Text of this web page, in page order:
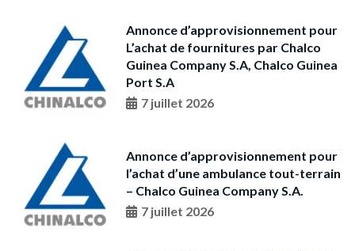
Annonce d’approvisionnement pour
L’achat de fournitures par Chalco
Guinea Company S.A, Chalco Guinea
Port S.A
7 juillet 2026
Annonce d’approvisionnement pour
l’achat d’une ambulance tout-terrain
– Chalco Guinea Company S.A.
7 juillet 2026